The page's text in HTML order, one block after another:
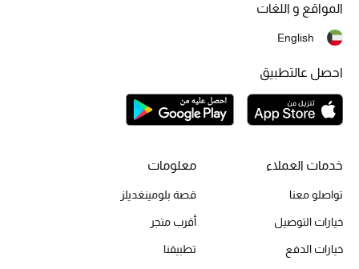
خدمات العملاء
تواصلو معنا
خيارات التوصيل
خيارات الدفع
معلومات
قصة بلومينغديلز
أقرب متجر
تطبيقنا
المواقع و اللغات
English
احصل عالتطبيق